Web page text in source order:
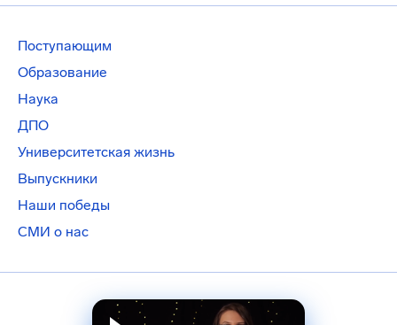
Поступающим
Образование
Наука
ДПО
Университетская жизнь
Выпускники
Наши победы
СМИ о нас